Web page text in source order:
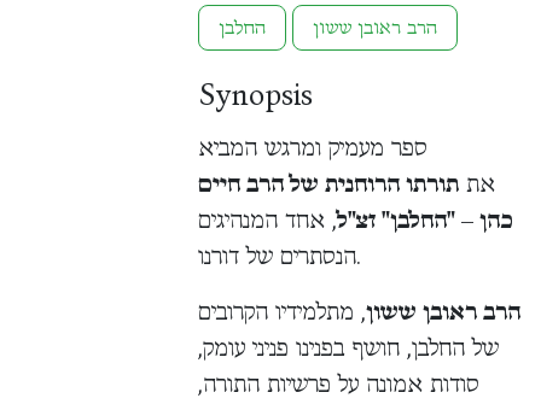
החלבן הרב ראובן ששון
Synopsis
ספר מעמיק ומרגש המביא
את תורתו הרוחנית של הרב חיים
כהן – "החלבן" זצ"ל, אחד המנהיגים
הנסתרים של דורנו.
הרב ראובן ששון, מתלמידיו הקרובים
של החלבן, חושף בפנינו פניני עומק,
סודות אמונה על פרשיות התורה,